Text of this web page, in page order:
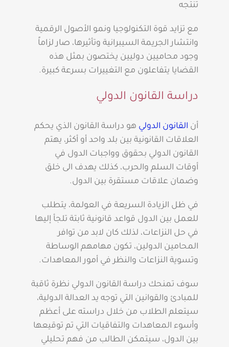
تنتجه
مع تزايد قوة التكنولوجيا ونمو الأصول الرقمية
وانتشار الجريمة السيبرانية وتأثيرها، صار لزاماً
وجود محاميين دوليين يختصون بمثل هذه
القضايا يتفاعلون مع التغييرات بسرعة كبيرة.
دراسة القانون الدولي
أن القانون الدولي هو دراسة القانون الذي يحكم
العلاقات القانونية بين بلد واحد أو أكثر، يهتم
القانون الدولي بحقوق وواجبات الدول في
أوقات السلم والحرب، كذلك يهدف الى خلق
وضمان علاقات مستقرة بين الدول.
في ظل الزيادة السريعة في العولمة، يتطلب
للعمل بين الدول قواعد قانونية ثابتة تلجأ إليها
في حل النزاعات، لذلك كان لابد من توافر
المحامين الدولين، تكون مهامهم الوساطة
وتسوية النزاعات والنظر في أمور المعاهدات.
سوف تمنحك دراسة القانون الدولي نظرة ثاقبة
للمبادئ والقوانين التي توجه يد العدالة الدولية،
سيتعلم الطلاب من خلال دراسته على أعظم
وأسوء المعاهدات والتفاقيات التي تم توقيعها
بين الدول، سيتمكن الطالب من فهم تحليلي